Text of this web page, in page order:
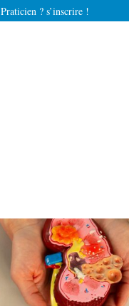
Praticien ? s’inscrire !